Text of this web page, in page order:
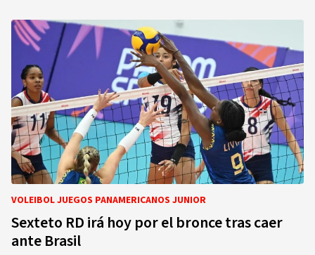
VOLEIBOL JUEGOS PANAMERICANOS JUNIOR
Sexteto RD irá hoy por el bronce tras caer
ante Brasil